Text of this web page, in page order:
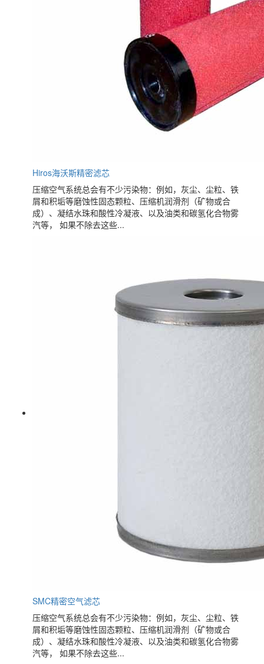
Hiros海沃斯精密滤芯
压缩空气系统总会有不少污染物：例如，灰尘、尘粒、铁
屑和积垢等磨蚀性固态颗粒、压缩机润滑剂（矿物或合
成）、凝结水珠和酸性冷凝液、以及油类和碳氢化合物雾
汽等， 如果不除去这些...
SMC精密空气滤芯
压缩空气系统总会有不少污染物：例如，灰尘、尘粒、铁
屑和积垢等磨蚀性固态颗粒、压缩机润滑剂（矿物或合
成）、凝结水珠和酸性冷凝液、以及油类和碳氢化合物雾
汽等， 如果不除去这些...